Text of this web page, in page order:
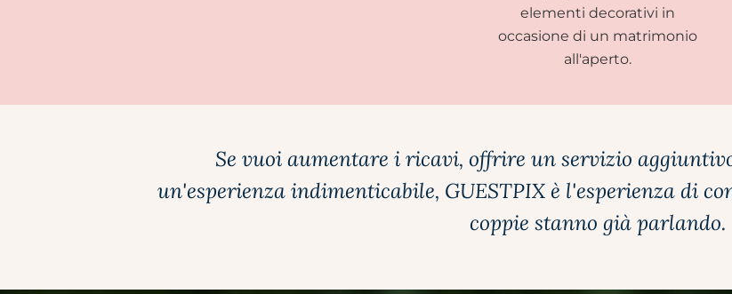
Se vuoi aumentare i ricavi, offrire un servizio
un'esperienza indimenticabile, GUESTPIX è l'esperienza di
coppie stanno già parlando.